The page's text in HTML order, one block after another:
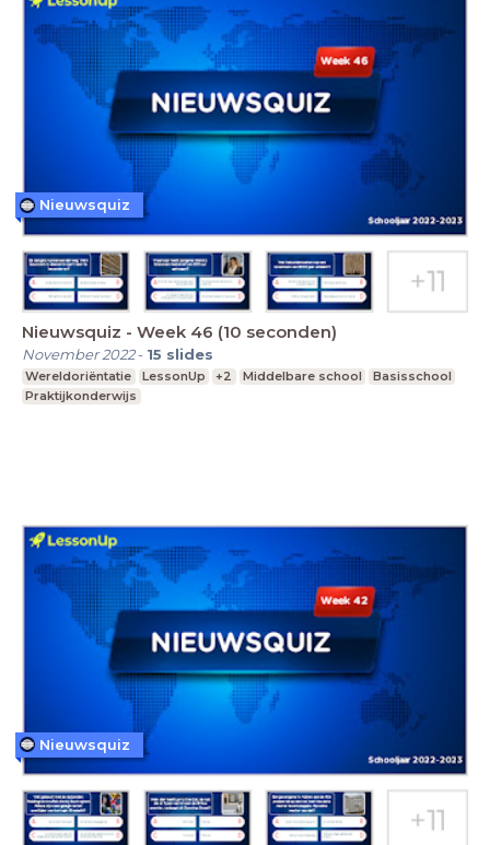
Nieuwsquiz - Week 46 (10 seconden)
November 2022- 15 slides
Wereldoriëntatie LessonUp +2 Middelbare school
Basisschool
Praktijkonderwijs
Nieuwsquiz
Nieuwsquiz